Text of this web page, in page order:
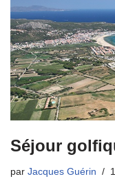
Séjour
par Jacques Guérin